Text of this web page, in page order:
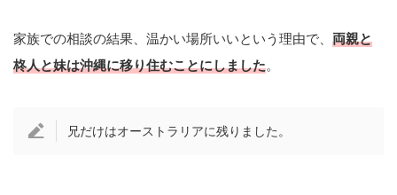
家族での相談の結果、温かい場所いいという理由で、 両親と
柊人と妹は沖縄に移り住むことにしました。
兄だけはオーストラリアに残りました。